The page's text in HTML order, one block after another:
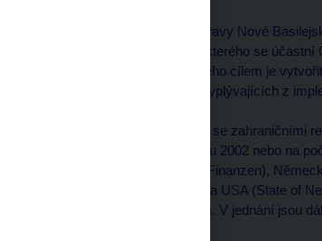
V rámci pokračující přípravy Nové
finančního sektoru ČR, kterého se
auditorů ČR (KA ČR). Jeho cílem je
strany do řešení úkolů vyplývajících z
Pokračovala spolupráce se zahraničními
které byly v průběhu roku 2002 nebo na
(Bundesministerium für Finanzen),
(Commission Bancaire) a USA (State of
s belgickým regulátorem. V jednání jsou